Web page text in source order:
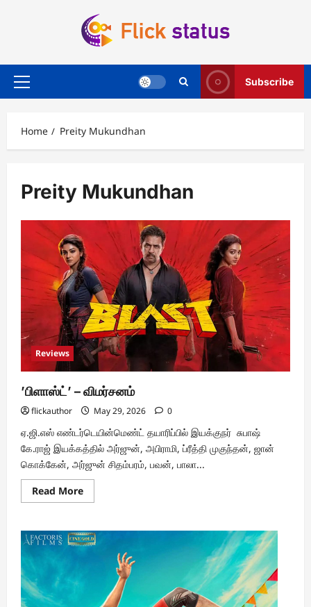
Primary
Subscribe
Home Preity Mukundhan
Preity Mukundhan
Reviews
’பிளாஸ்ட்’ – விமர்சனம்
flickauthor May 29, 2026 0
ஏ.ஜி.எஸ் எண்டர்டெயின்மெண்ட் தயாரிப்பில் இயக்குநர் சுபாஷ்
கே.ராஜ் இயக்கத்தில் அர்ஜுன், அபிராமி, ப்ரீத்தி முகுந்தன், ஜான்
கொக்கேன், அர்ஜுன் சிதம்பரம், பவன், பாலா...
Read MoreRead
more
–
விமர்சனம்